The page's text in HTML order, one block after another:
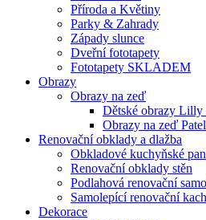
Příroda a Květiny
Parky & Zahrady
Západy slunce
Dveřní fototapety
Fototapety SKLADEM
Obrazy
Obrazy na zeď
Dětské obrazy Lilly
Obrazy na zeď
Renovační obklady a dlažba
Obkladové kuchyňské
Renovační obklady stěn
Podlahová renovační
Samolepící renovační
Dekorace